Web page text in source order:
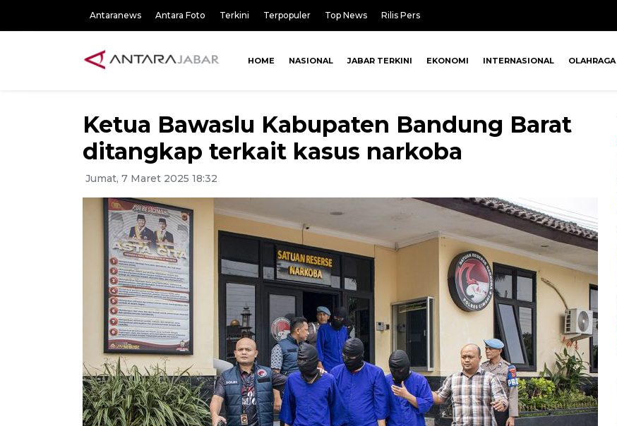
Antaranews Antara Foto Terkini Terpopuler Top News Rilis Pers
HOME NASIONAL JABAR TERKINI EKONOMI INTERNASIONAL OLAHRAGA
Ketua Bawaslu Kabupaten Bandung Barat
ditangkap terkait kasus narkoba
Jumat, 7 Maret 2025 18:32